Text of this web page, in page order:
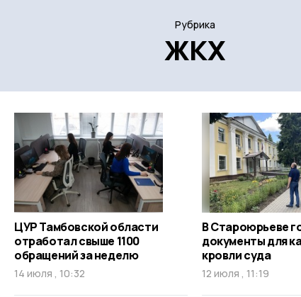
Рубрика
ЖКХ
ЦУР Тамбовской области
отработал свыше 1100
обращений за неделю
14 июля , 10:32
В Староюрьеве
документы для
кровли суда
12 июля , 11:19